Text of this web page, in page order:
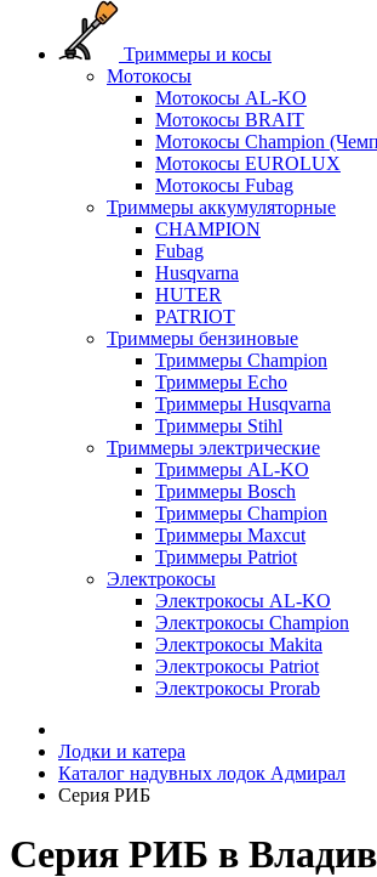
Триммеры и косы
Мотокосы
Мотокосы AL-KO
Мотокосы BRAIT
Мотокосы Champion
Мотокосы EUROLUX
Мотокосы Fubag
Триммеры аккумуляторные
CHAMPION
Fubag
Husqvarna
HUTER
PATRIOT
Триммеры бензиновые
Триммеры Champion
Триммеры Echo
Триммеры Husqvarna
Триммеры Stihl
Триммеры электрические
Триммеры AL-KO
Триммеры Bosch
Триммеры Champion
Триммеры Maxcut
Триммеры Patriot
Электрокосы
Электрокосы AL-KO
Электрокосы Champion
Электрокосы Makita
Электрокосы Patriot
Электрокосы Prorab
Лодки и катера
Каталог надувных лодок Адмирал
Серия РИБ
Серия РИБ в